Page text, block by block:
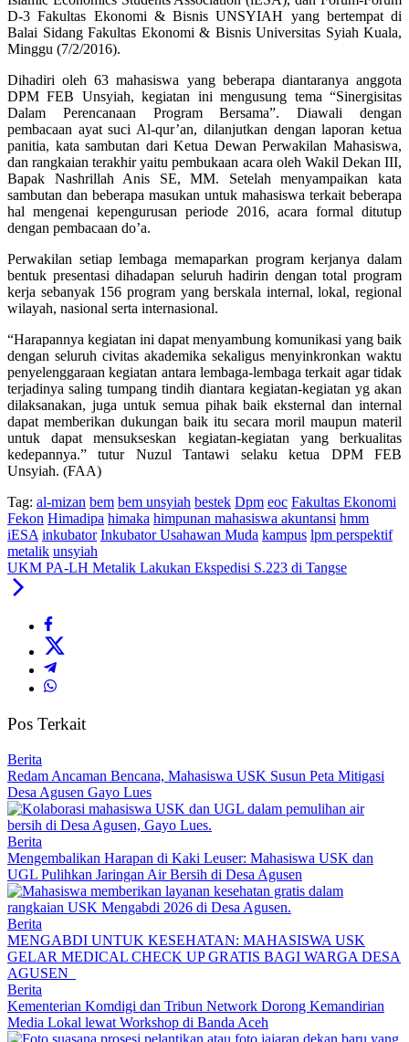
D-3 Fakultas Ekonomi & Bisnis UNSYIAH yang bertempat di
Balai Sidang Fakultas Ekonomi & Bisnis Universitas Syiah Kuala,
Minggu (7/2/2016).
Dihadiri oleh 63 mahasiswa yang beberapa diantaranya anggota
DPM FEB Unsyiah, kegiatan ini mengusung tema “Sinergisitas
Dalam Perencanaan Program Bersama”. Diawali dengan
pembacaan ayat suci Al-qur’an, dilanjutkan dengan laporan ketua
panitia, kata sambutan dari Ketua Dewan Perwakilan Mahasiswa,
dan rangkaian terakhir yaitu pembukaan acara oleh Wakil Dekan III,
Bapak Nashrillah Anis SE, MM. Setelah menyampaikan kata
sambutan dan beberapa masukan untuk mahasiswa terkait beberapa
hal mengenai kepengurusan periode 2016, acara formal ditutup
dengan pembacaan do’a.
Perwakilan setiap lembaga memaparkan program kerjanya dalam
bentuk presentasi dihadapan seluruh hadirin dengan total program
kerja sebanyak 156 program yang berskala internal, lokal, regional
wilayah, nasional serta internasional.
“Harapannya kegiatan ini dapat menyambung komunikasi yang baik
dengan seluruh civitas akademika sekaligus menyinkronkan waktu
penyelenggaraan kegiatan antara lembaga-lembaga terkait agar tidak
terjadinya saling tumpang tindih diantara kegiatan-kegiatan yg akan
dilaksanakan, juga untuk semua pihak baik eksternal dan internal
dapat memberikan dukungan baik itu secara moril maupun materil
untuk dapat mensukseskan kegiatan-kegiatan yang berkualitas
kedepannya.” tutur Nuzul Tantawi selaku ketua DPM FEB
Unsyiah. (FAA)
Tag: al-mizan bem bem unsyiah bestek Dpm eoc Fakultas Ekonomi
Fekon Himadipa himaka himpunan mahasiswa akuntansi hmm
iESA inkubator Inkubator Usahawan Muda kampus lpm perspektif
metalik unsyiah
UKM PA-LH Metalik Lakukan Ekspedisi S.223 di Tangse
Pos Terkait
Berita
Redam Ancaman Bencana, Mahasiswa USK Susun Peta Mitigasi
Desa Agusen Gayo Lues
Berita
Mengembalikan Harapan di Kaki Leuser: Mahasiswa USK dan
UGL Pulihkan Jaringan Air Bersih di Desa Agusen
Berita
MENGABDI UNTUK KESEHATAN: MAHASISWA USK
GELAR MEDICAL CHECK UP GRATIS BAGI WARGA DESA
AGUSEN
Berita
Kementerian Komdigi dan Tribun Network Dorong Kemandirian
Media Lokal lewat Workshop di Banda Aceh